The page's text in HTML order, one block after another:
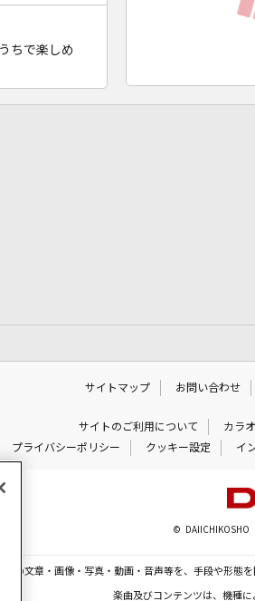
ちで楽しめ
サイトマップ お問い合わせ
サイトのご利用について カラ
プライバシーポリシー クッキー設定 イ
© DAIICHIKOSHO
切の文章・画像・写真・動画・音声等を、手段や形態
楽曲及びコンテンツは、機種に